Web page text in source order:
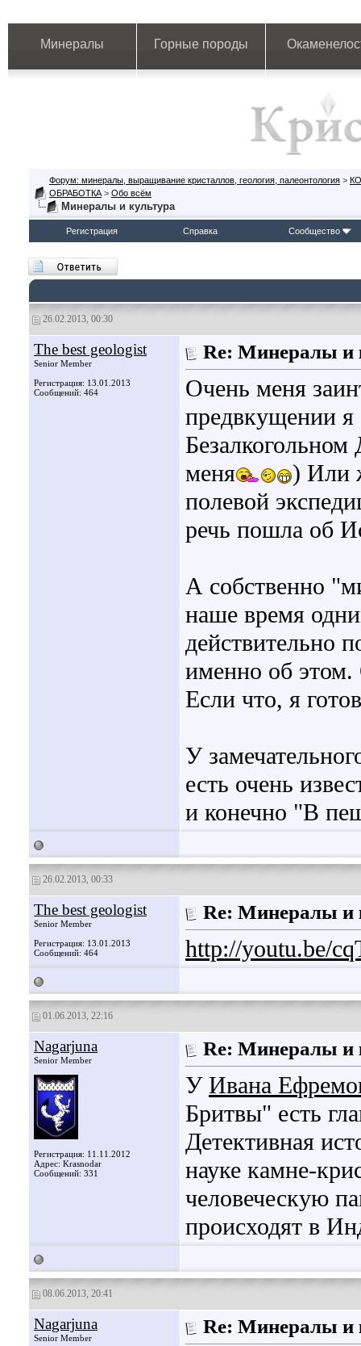
Минералы Горные породы
Форум: минералы, выращивание кристаллов, геология, палеонтология >
ОБРАБОТКА > Обо всём
Минералы и культура
Регистрация Справка Сообщество
26.02.2013, 00:30
The best geologist
Senior Member
Регистрация: 13.01.2013
Сообщений: 464
Re: Минералы и
Очень меня
предвкущении я
меня
) Или
полевой
речь пошла об
А собственно
наше время
действительно
именно об этом.
Если что, я
У
есть очень
и конечно "В
26.02.2013, 00:33
The best geologist
Senior Member
Регистрация: 13.01.2013
Сообщений: 464
Re: Минералы и
http://youtu.be/
01.06.2013, 22:16
Nagarjuna
Senior Member
Регистрация: 11.11.2012
Адрес: Krasnodar
Сообщений: 331
Re: Минералы и
У Ивана
Бритвы" есть
Детективная
науке камне-
человеческую
происходят в
08.06.2013, 20:41
Nagarjuna
Senior Member
Re: Минералы и